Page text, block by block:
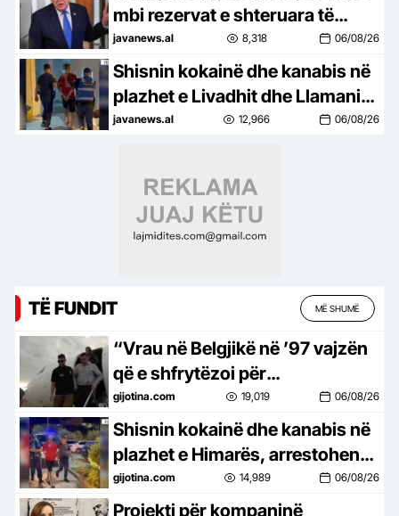
mbi rezervat e shteruara të
Pentagonit: SHBA ka sasi të
mëdha municionesh –
javanews.al 8,318 06/08/26
Shisnin kokainë dhe kanabis në
plazhet e Livadhit dhe Llamanit,
në pranga 3 persona
javanews.al 12,966 06/08/26
TË FUNDIT MË SHUMË
“Vrau në Belgjikë në ’97 vajzën
që e shfrytëzoi për
prostitucion”, policia jep detaje
mbi krimet e Sokol Hoxhës
gijotina.com 19,019 06/08/26
Shisnin kokainë dhe kanabis në
plazhet e Himarës, arrestohen
tre persona
gijotina.com 14,989 06/08/26
Projekti për kompaninë